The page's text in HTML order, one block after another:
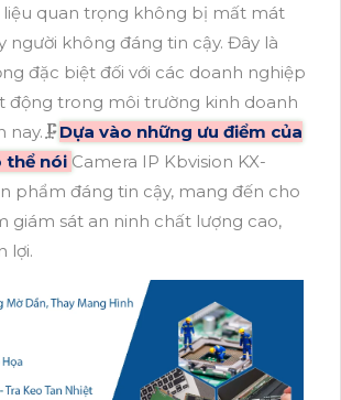
quan trọng không bị mất mát
người không đáng tin cậy. Đây là
đặc biệt đối với các doanh nghiệp
động trong môi trường kinh doanh
nay.🗜️Dựa vào những ưu điểm của
thể nói Camera IP Kbvision KX-
phẩm đáng tin cậy, mang đến cho
giám sát an ninh chất lượng cao,
lợi.